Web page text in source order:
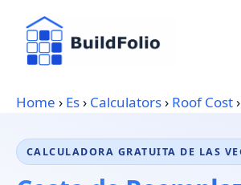
content
Home › Es› Calculators› Roof Cost›
CALCULADORA GRATUITA DE LAS